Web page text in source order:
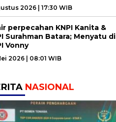
2026 | 17:30 WIB
perpecahan KNPI Kanita &
Surahman Batara; Menyatu di
Vonny
2026 | 08:01 WIB
NASIONAL